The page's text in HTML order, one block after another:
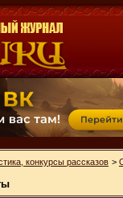
конкурсы рассказов >